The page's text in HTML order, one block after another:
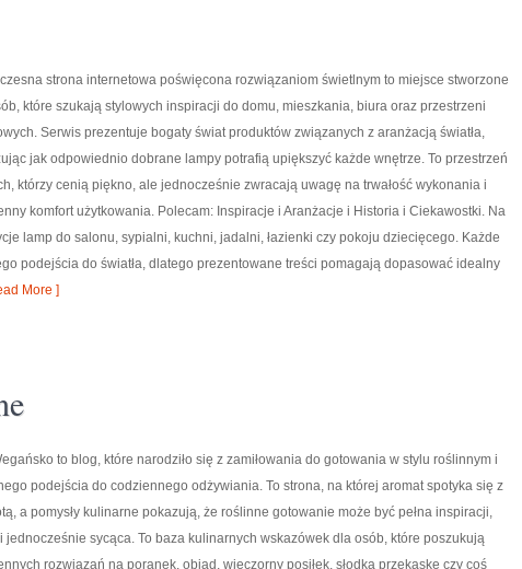
strona internetowa poświęcona rozwiązaniom świetlnym to miejsce stworzone
które szukają stylowych inspiracji do domu, mieszkania, biura oraz przestrzeni
Serwis prezentuje bogaty świat produktów związanych z aranżacją światła,
jak odpowiednio dobrane lampy potrafią upiększyć każde wnętrze. To przestrzeń
którzy cenią piękno, ale jednocześnie zwracają uwagę na trwałość wykonania i
komfort użytkowania. Polecam: Inspiracje i Aranżacje i Historia i Ciekawostki. Na
lamp do salonu, sypialni, kuchni, jadalni, łazienki czy pokoju dziecięcego. Każde
podejścia do światła, dlatego prezentowane treści pomagają dopasować idealny
More ]
to blog, które narodziło się z zamiłowania do gotowania w stylu roślinnym i
podejścia do codziennego odżywiania. To strona, na której aromat spotyka się z
a pomysły kulinarne pokazują, że roślinne gotowanie może być pełna inspiracji,
i jednocześnie sycąca. To baza kulinarnych wskazówek dla osób, które poszukują
rozwiązań na poranek, obiad, wieczorny posiłek, słodką przekąskę czy coś